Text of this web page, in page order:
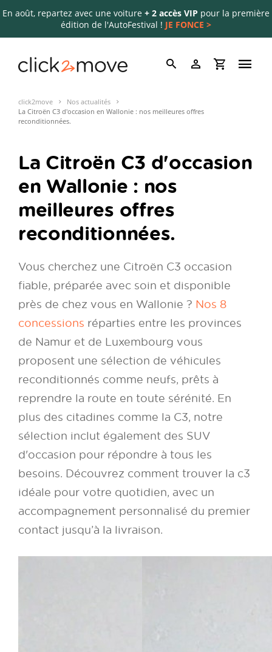
En août, repartez avec une voiture + 2 accès VIP pour la première
édition de l'AutoFestival ! JE FONCE >
click2move
Nos actualités
La Citroën C3 d'occasion en Wallonie : nos meilleures offres
reconditionnées.
La Citroën C3 d'occasion
en Wallonie : nos
meilleures offres
reconditionnées.
Vous cherchez une Citroën C3 occasion
fiable, préparée avec soin et disponible
près de chez vous en Wallonie ? Nos 8
concessions réparties entre les provinces
de Namur et de Luxembourg vous
proposent une sélection de véhicules
reconditionnés comme neufs, prêts à
reprendre la route en toute sérénité. En
plus des citadines comme la C3, notre
sélection inclut également des SUV
d'occasion pour répondre à tous les
besoins. Découvrez comment trouver la c3
idéale pour votre quotidien, avec un
accompagnement personnalisé du premier
contact jusqu’à la livraison.